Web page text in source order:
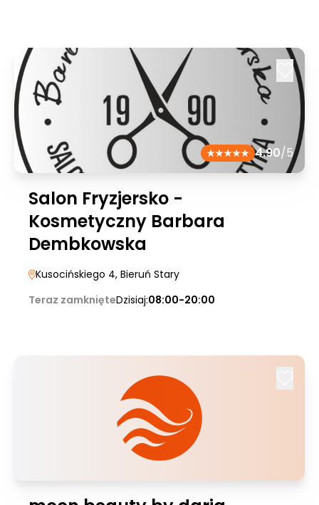
4.90/5
Salon Fryzjersko -
Kosmetyczny Barbara
Dembkowska
Kusocińskiego 4, Bieruń Stary
Teraz zamknięteDzisiaj:08:00-20:00